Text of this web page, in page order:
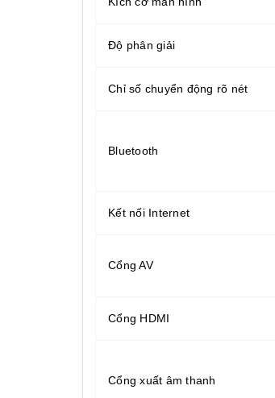
Độ phân giải
Chỉ số chuyển động rõ nét
Bluetooth
Kết nối Internet
Cổng AV
Cổng HDMI
Cổng xuất âm thanh